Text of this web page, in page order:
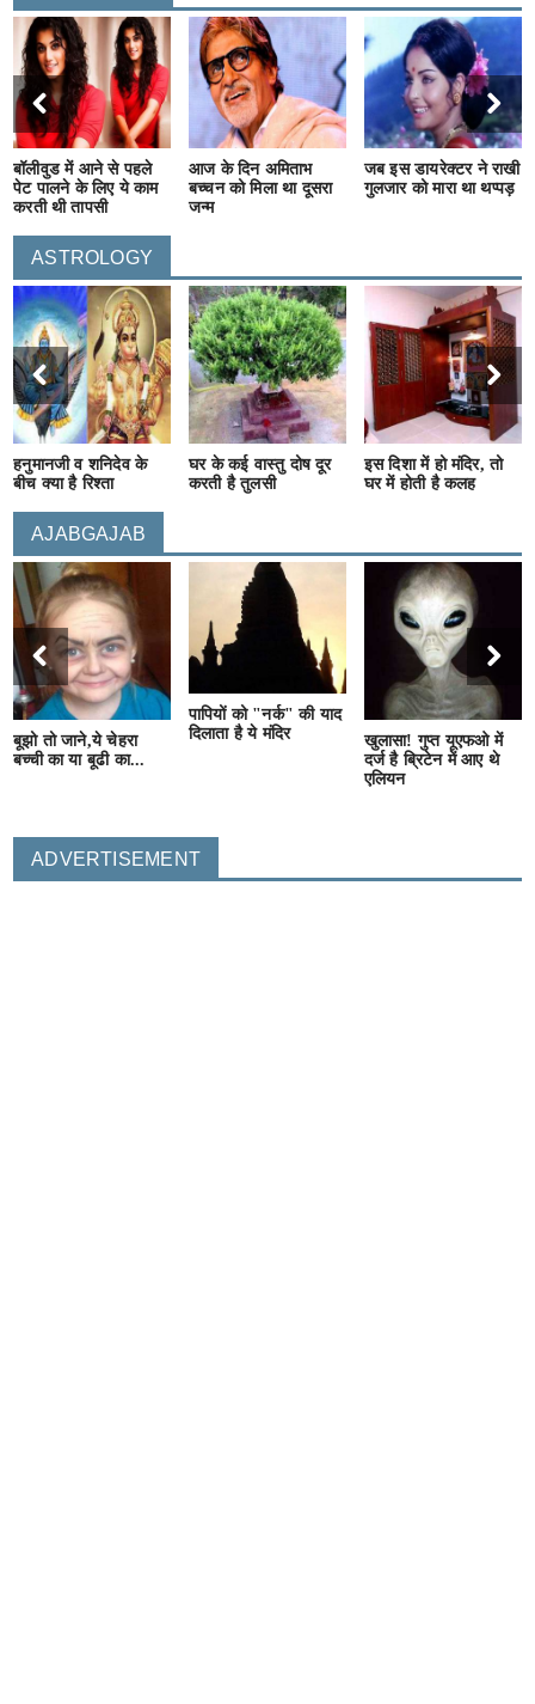
बॉलीवुड में आने से पहले
पेट पालने के लिए ये काम
करती थी तापसी
आज के दिन अमिताभ
बच्चन को मिला था दूसरा
जन्म
जब इस डायरेक्टर ने राखी
गुलजार को मारा था थप्पड़
ASTROLOGY
हनुमानजी व शनिदेव के
बीच क्या है रिश्ता
घर के कई वास्तु दोष दूर
करती है तुलसी
इस दिशा में हो मंदिर, तो
घर में होती है कलह
AJABGAJAB
बूझो तो जाने,ये चेहरा
बच्ची का या बूढी का...
पापियों को "नर्क" की याद
दिलाता है ये मंदिर
खुलासा! गुप्त यूएफओ में
दर्ज है ब्रिटेन में आए थे
एलियन
ADVERTISEMENT